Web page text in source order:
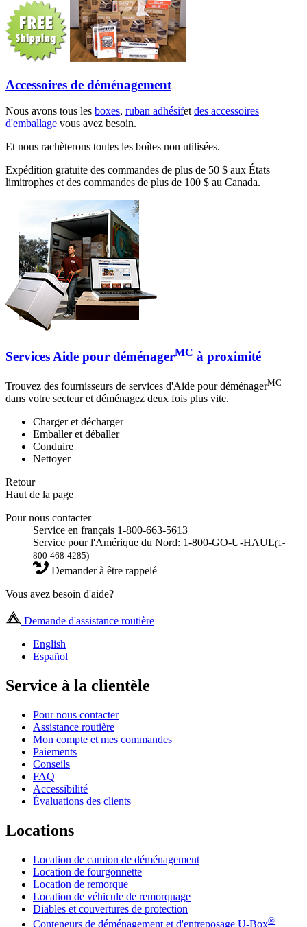
Accessoires de déménagement
Nous avons tous les boxes, ruban adhésifetdes accessoires
d'emballage vous avez besoin.
Et nous rachèterons toutes les boîtes non utilisées.
Expédition gratuite des commandes de plus de 50 $ aux États
limitrophes et des commandes de plus de 100 $ au Canada.
Services Aide pour déménagerMC à proximité
Trouvez des fournisseurs de services d'Aide pour déménagerMC
dans votre secteur et déménagez deux fois plus vite.
Charger et décharger
Emballer et déballer
Conduire
Nettoyer
Retour
Haut de la page
Pour nous contacter
Service en français 1-800-663-5613
Service pour l'Amérique du Nord: 1-800-GO-U-HAUL(1-
800-468-4285)
Demander à être rappelé
Vous avez besoin d'aide?
Demande d'assistance routière
English
Español
Service à la clientèle
Pour nous contacter
Assistance routière
Mon compte et mes commandes
Paiements
Conseils
FAQ
Accessibilité
Évaluations des clients
Locations
Location de camion de déménagement
Location de fourgonnette
Location de remorque
Location de véhicule de remorquage
Diables et couvertures de protection
Conteneurs de déménagement et d'entreposage U-Box®